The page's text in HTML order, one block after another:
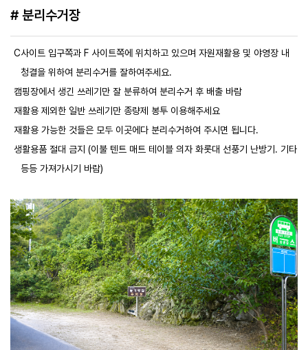
# 분리수거장
C사이트 입구쪽과 F 사이트쪽에 위치하고 있으며 자원재활용 및 야영장 내
청결을 위하여 분리수거를 잘하여주세요.
캠핑장에서 생긴 쓰레기만 잘 분류하여 분리수거 후 배출 바람
재활용 제외한 일반 쓰레기만 종량제 봉투 이용해주세요
재활용 가능한 것들은 모두 이곳에다 분리수거하여 주시면 됩니다.
생활용품 절대 금지 (이불 텐트 매트 테이블 의자 화롯대 선풍기 난방기. 기타
등등 가져가시기 바람)